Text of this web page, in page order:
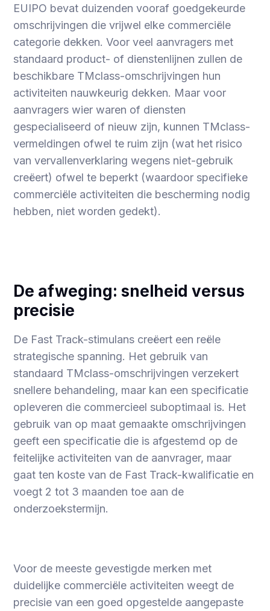
EUIPO bevat duizenden vooraf goedgekeurde
omschrijvingen die vrijwel elke commerciële
categorie dekken. Voor veel aanvragers met
standaard product- of dienstenlijnen zullen de
beschikbare TMclass-omschrijvingen hun
activiteiten nauwkeurig dekken. Maar voor
aanvragers wier waren of diensten
gespecialiseerd of nieuw zijn, kunnen TMclass-
vermeldingen ofwel te ruim zijn (wat het risico
van vervallenverklaring wegens niet-gebruik
creëert) ofwel te beperkt (waardoor specifieke
commerciële activiteiten die bescherming nodig
hebben, niet worden gedekt).
De afweging: snelheid versus
precisie
De Fast Track-stimulans creëert een reële
strategische spanning. Het gebruik van
standaard TMclass-omschrijvingen verzekert
snellere behandeling, maar kan een specificatie
opleveren die commercieel suboptimaal is. Het
gebruik van op maat gemaakte omschrijvingen
geeft een specificatie die is afgestemd op de
feitelijke activiteiten van de aanvrager, maar
gaat ten koste van de Fast Track-kwalificatie en
voegt 2 tot 3 maanden toe aan de
onderzoekstermijn.
Voor de meeste gevestigde merken met
duidelijke commerciële activiteiten weegt de
precisie van een goed opgestelde aangepaste